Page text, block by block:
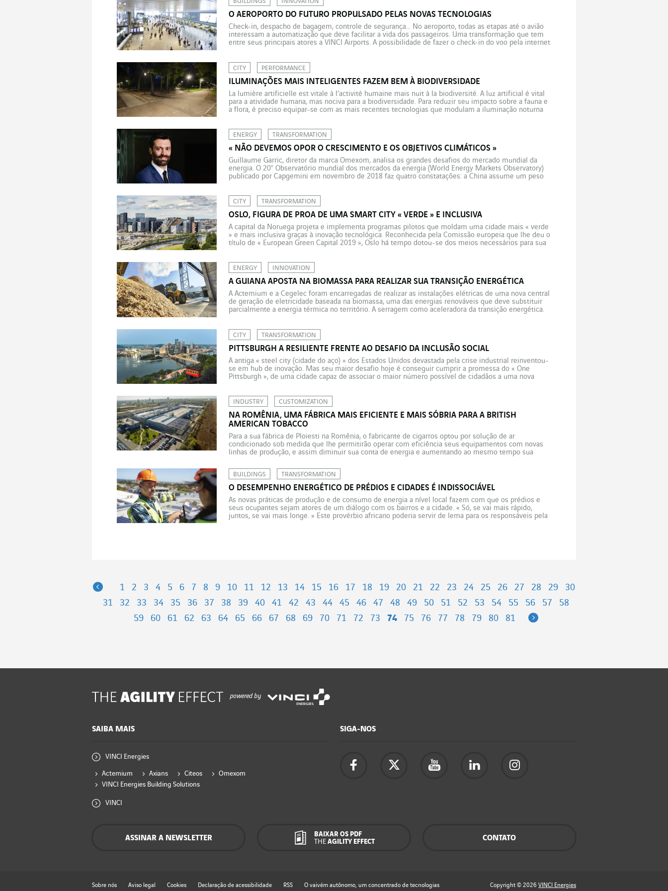
O AEROPORTO DO FUTURO PROPULSADO PELAS NOVAS TECNOLOGIAS
Check-in, despacho de bagagem, controle de segurança… No aeroporto, todas as etapas até o avião
interessam a automatização que deve facilitar a vida dos passageiros. Uma transformação que tem
entre seus principais atores a VINCI Airports. A possibilidade de fazer o check-in do voo pela internet
CITY PERFORMANCE
ILUMINAÇÕES MAIS INTELIGENTES FAZEM BEM À BIODIVERSIDADE
La lumière artificielle est vitale à l’activité humaine mais nuit à la biodiversité. A luz artificial é vital
para a atividade humana, mas nociva para a biodiversidade. Para reduzir seu impacto sobre a fauna e
a flora, é preciso equipar-se com as mais recentes tecnologias que modulam a iluminação noturna
ENERGY TRANSFORMATION
« NÃO DEVEMOS OPOR O CRESCIMENTO E OS OBJETIVOS CLIMÁTICOS »
Guillaume Garric, diretor da marca Omexom, analisa os grandes desafios do mercado mundial da
energia. O 20° Observatório mundial dos mercados da energia (World Energy Markets Observatory)
publicado por Capgemini em novembro de 2018 faz quatro constatações: a China assume um peso
CITY TRANSFORMATION
OSLO, FIGURA DE PROA DE UMA SMART CITY « VERDE » E INCLUSIVA
A capital da Noruega projeta e implementa programas pilotos que moldam uma cidade mais « verde
» e mais inclusiva graças à inovação tecnológica. Reconhecida pela Comissão europeia que lhe deu o
título de « European Green Capital 2019 », Oslo há tempo dotou-se dos meios necessários para sua
ENERGY INNOVATION
A GUIANA APOSTA NA BIOMASSA PARA REALIZAR SUA TRANSIÇÃO ENERGÉTICA
A Actemium e a Cegelec foram encarregadas de realizar as instalações elétricas de uma nova central
de geração de eletricidade baseada na biomassa, uma das energias renováveis que deve substituir
parcialmente a energia térmica no território. A serragem como aceleradora da transição energética.
CITY TRANSFORMATION
PITTSBURGH A RESILIENTE FRENTE AO DESAFIO DA INCLUSÃO SOCIAL
A antiga « steel city (cidade do aço) » dos Estados Unidos devastada pela crise industrial reinventou-
se em hub de inovação. Mas seu maior desafio hoje é conseguir cumprir a promessa do « One
Pittsburgh », de uma cidade capaz de associar o maior número possível de cidadãos a uma nova
INDUSTRY CUSTOMIZATION
NA ROMÊNIA, UMA FÁBRICA MAIS EFICIENTE E MAIS SÓBRIA PARA A BRITISH
AMERICAN TOBACCO
Para a sua fábrica de Ploiesti na Romênia, o fabricante de cigarros optou por solução de ar
condicionado sob medida que lhe permitirão operar com eficiência seus equipamentos com novas
linhas de produção, e assim diminuir sua conta de energia e aumentando ao mesmo tempo sua
BUILDINGS TRANSFORMATION
O DESEMPENHO ENERGÉTICO DE PRÉDIOS E CIDADES É INDISSOCIÁVEL
As novas práticas de produção e de consumo de energia a nível local fazem com que os prédios e
seus ocupantes sejam atores de um diálogo com os bairros e a cidade. « Só, se vai mais rápido,
juntos, se vai mais longe. » Este provérbio africano poderia servir de lema para os responsáveis pela
Previous
1 2 3 4 5 6 7 8 9 10 11 12 13 14 15 16 17 18 19 20 21 22 23 24 25 26 27 28 29
30
31
32 33 34 35 36 37 38 39 40 41 42 43 44 45 46 47 48 49 50 51 52 53 54 55 56 57
58
59
60 61 62 63 64 65 66 67 68 69 70 71 72 73 74 75 76 77 78 79 80 81 Next
powered by
SAIBA MAIS
VINCI Energies
Actemium Axians Citeos
Omexom
VINCI Energies Building Solutions
VINCI
SIGA-NOS
ASSINAR A NEWSLETTER
BAIXAR OS PDF
THEAGILITY EFFECT CONTATO
Sobre nós Aviso legal Cookies Declaração de acessibilidade RSS O vaivém autônomo, um concentrado de tecnologias Copyright © 2026 VINCI Energies